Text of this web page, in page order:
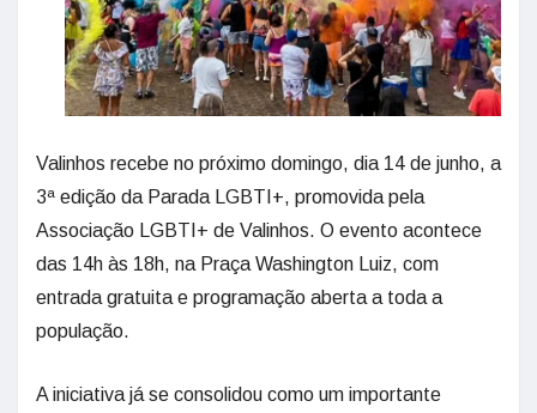
Valinhos recebe no próximo domingo, dia 14 de junho, a
3ª edição da Parada LGBTI+, promovida pela
Associação LGBTI+ de Valinhos. O evento acontece
das 14h às 18h, na Praça Washington Luiz, com
entrada gratuita e programação aberta a toda a
população.
A iniciativa já se consolidou como um importante